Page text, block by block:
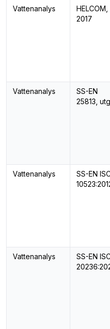
Vattenanalys
HELCOM,
2017
Vattenanalys
SS-EN
25813,
Vattenanalys
SS-EN
Vattenanalys
SS-EN